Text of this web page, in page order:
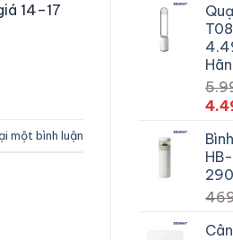
14–17
một bình luận
Giá
là: